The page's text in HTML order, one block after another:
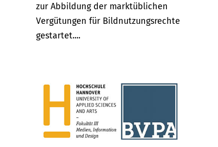
zur Abbildung der marktüblichen
Vergütungen für Bildnutzungsrechte
gestartet....